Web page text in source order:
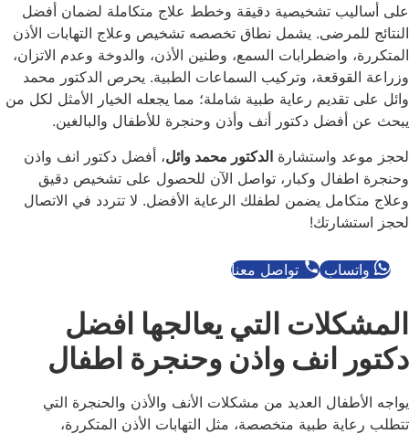
على أساليب تشخيصية دقيقة وخطط علاج متكاملة لضمان أفضل
النتائج للمرضى. يشمل نطاق تخصصه تشخيص وعلاج التهابات الأذن
المتكررة، واضطرابات السمع، وطنين الأذن، والدوخة وعدم الاتزان،
وزراعة القوقعة، وتركيب السماعات الطبية. يحرص الدكتور محمد
وائل على تقديم رعاية طبية شاملة؛ مما يجعله الخيار الأمثل لكل من
يبحث عن أفضل دكتور أنف وأذن وحنجرة للأطفال والبالغين.
لحجز موعد واستشارة الدكتور محمد وائل، أفضل دكتور انف واذن
وحنجرة اطفال وكبار، تواصل الآن للحصول على تشخيص دقيق
وعلاج متكامل يضمن لطفلك الرعاية الأفضل. لا تتردد في الاتصال
لحجز استشارتك!
واتساب تواصل معنا
المشكلات التي يعالجها افضل
دكتور انف واذن وحنجرة اطفال
يواجه الأطفال العديد من مشكلات الأنف والأذن والحنجرة التي
تتطلب رعاية طبية متخصصة، مثل التهابات الأذن المتكررة،